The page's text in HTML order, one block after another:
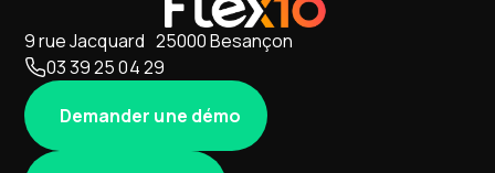
9 rue Jacquard 25000 Besançon
03 39 25 04 29
Demander une démo